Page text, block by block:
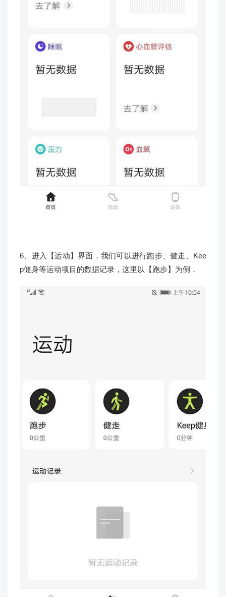
6、进入【运动】界面，我们可以进行跑步、健走、Kee
p健身等运动项目的数据记录，这里以【跑步】为例，